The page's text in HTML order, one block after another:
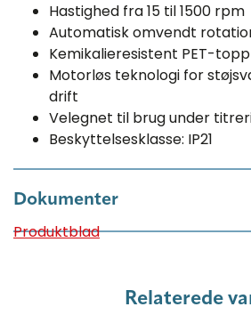
Hastighed fra 15 til 1500 rpm
Automatisk omvendt
Kemikalieresistent PET-
Motorløs teknologi for
drift
Velegnet til brug under
Beskyttelsesklasse: IP21
Dokumenter
Produktblad
Relaterede